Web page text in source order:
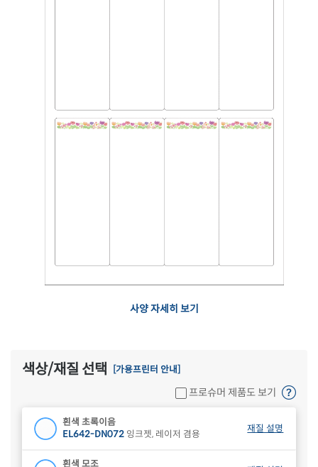
사양 자세히 보기
색상/재질 선택 [가용프린터 안내]
프로슈머 제품도 보기
흰색 초록이음
EL642-DN072 잉크젯, 레이저 겸용
재질 설명
흰색 모조